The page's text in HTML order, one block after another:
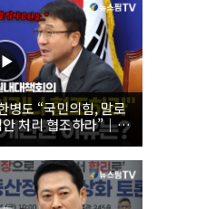
도 “국민의힘, 말로
처리 협조하라”｜
원내대책회의